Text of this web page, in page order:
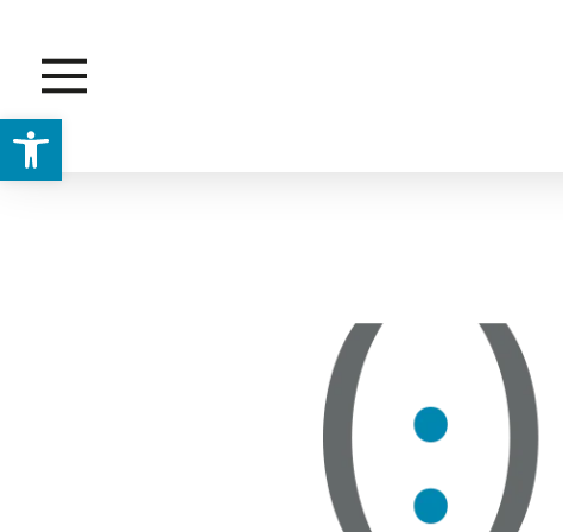
Abrir barra de herramientas